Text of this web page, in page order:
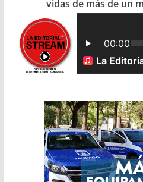
o
o
k
A
vidas de más de un